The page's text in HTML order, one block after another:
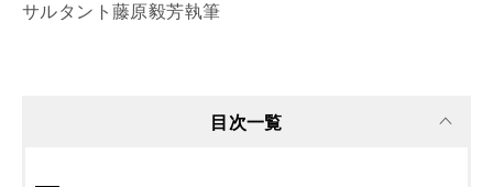
サルタント藤原毅芳執筆
目次一覧